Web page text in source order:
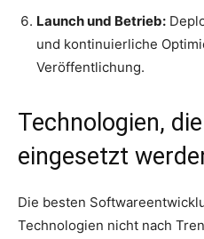
Launch und Betrieb:
und kontinuierliche
Veröffentlichung.
Technologien,
eingesetzt
Die besten
Technologien nicht nach